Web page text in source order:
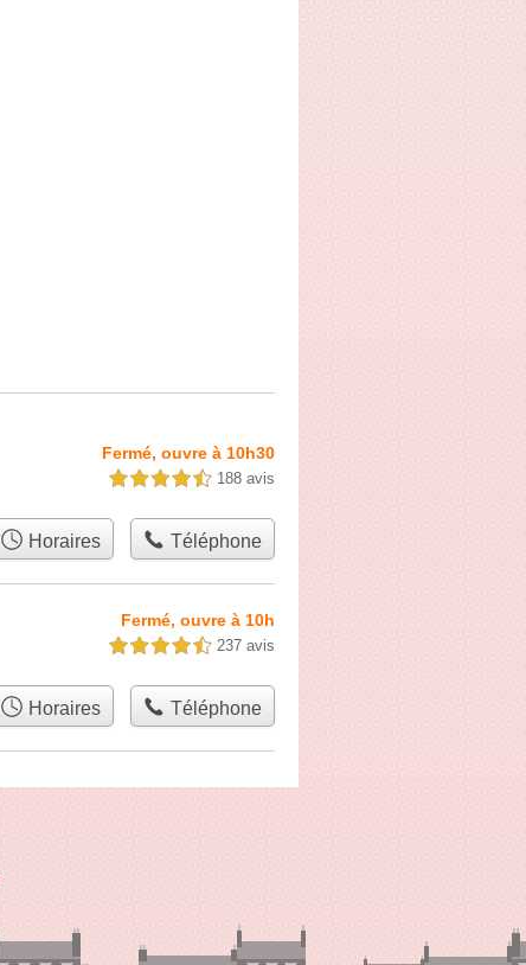
Fermé, ouvre à 10h30
4,5 étoiles sur 5 188 avis
Horaires Téléphone
Fermé, ouvre à 10h
4,5 étoiles sur 5 237 avis
Horaires Téléphone